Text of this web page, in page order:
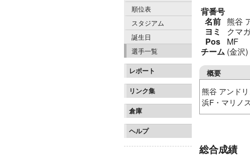
順位表
スタジアム
誕生日
選手一覧
レポート
リンク集
倉庫
ヘルプ
背番号
名前 熊谷
ヨミ
クマ
Pos
MF
チーム (金沢)
概要
熊谷 アンド
浜F・マリノ
総合成績